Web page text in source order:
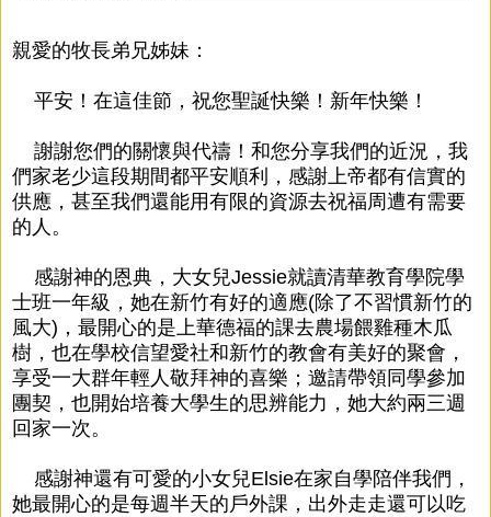
親愛的牧長弟兄姊妹：
平安！在這佳節，祝您聖誕快樂！新年快樂！
謝謝您們的關懷與代禱！和您分享我們的近況，我
們家老少這段期間都平安順利，感謝上帝都有信實的
供應，甚至我們還能用有限的資源去祝福周遭有需要
的人。
感謝神的恩典，大女兒Jessie就讀清華教育學院學
士班一年級，她在新竹有好的適應(除了不習慣新竹的
風大)，最開心的是上華德福的課去農場餵雞種木瓜
樹，也在學校信望愛社和新竹的教會有美好的聚會，
享受一大群年輕人敬拜神的喜樂；邀請帶領同學參加
團契，也開始培養大學生的思辨能力，她大約兩三週
回家一次。
感謝神還有可愛的小女兒Elsie在家自學陪伴我們，
她最開心的是每週半天的戶外課，出外走走還可以吃